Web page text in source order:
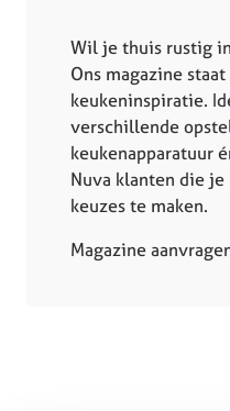
Wil je thuis rustig
Ons magazine
keukeninspiratie.
verschillende
keukenapparatuur
Nuva klanten die
keuzes te maken.
Magazine